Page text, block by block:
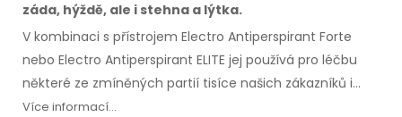
záda, hýždě, ale i stehna a lýtka.
V kombinaci s přístrojem Electro Antiperspirant Forte
nebo Electro Antiperspirant ELITE jej používá pro léčbu
některé ze zmíněných partií tisíce našich zákazníků i
zákaznic.Přiložen návod
Více informací...